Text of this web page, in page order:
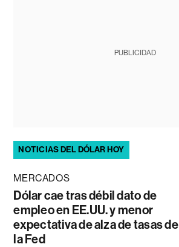
PUBLICIDAD
NOTICIAS DEL DÓLAR HOY
MERCADOS
Dólar cae tras débil dato de
empleo en EE.UU. y menor
expectativa de alza de tasas de
la Fed